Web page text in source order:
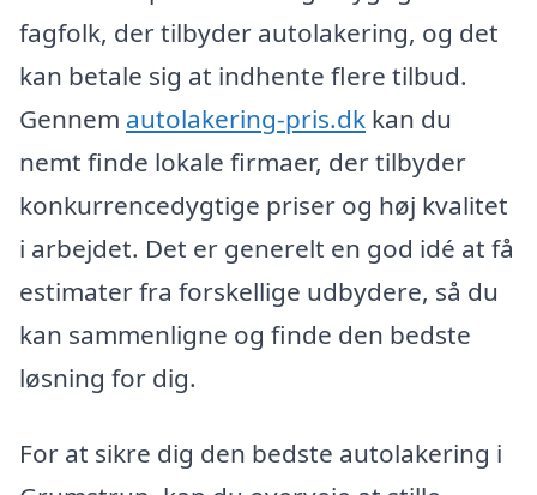
fagfolk, der tilbyder autolakering, og det
kan betale sig at indhente flere tilbud.
Gennem autolakering-pris.dk kan du
nemt finde lokale firmaer, der tilbyder
konkurrencedygtige priser og høj kvalitet
i arbejdet. Det er generelt en god idé at få
estimater fra forskellige udbydere, så du
kan sammenligne og finde den bedste
løsning for dig.
For at sikre dig den bedste autolakering i